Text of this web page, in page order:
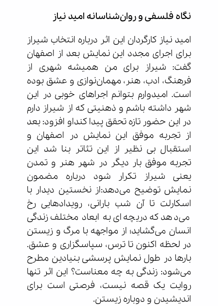
نگاه فلسفی و روان‌شناسانه امید نیاز
امید نیاز کارگردان این اثر درباره انتخاب شیراز
برای اجرای مجدد این نمایش بعد از اصفهان
گفت: شیراز برای من همیشه شهری از
فرهنگ، ادب، هنر، مهمان‌نوازی و عشق بوده
است. امیدوارم بتوانم اجراهای خوبی در این
شهر داشته باشم و ذهنیتی که از شیراز دارم
در این حضور تازه تحقق پیدا کنداو افزود: بعد
از تجربه موفق این نمایش در اصفهان و
استقبال بی نظیر از این تئاتر بنا شد این
تجربه موفق بار دیگر در شهر هنر و تمدن
یعنی شیراز تکرار شود درباره مضمون
نمایش توضیح می‌دهد:از نخستین دیدار با
اسکارلت تا آن شب بارانی، رویدادهایی رخ
می‌دهد که دریچه‌ای به ابعاد مختلف زندگی
انسان می‌گشاید؛ از مواجهه با مرگ و زیستن
در لحظه اکنون تا ترس، سپاسگزاری و عشق.
بارها در طول نمایش پرسشی بنیادین مطرح
می‌شود: زندگی به چه معناست؟ این اثر تنها
روایت یک قصه نیست، فرصتی است برای
اندیشیدن و دوباره زیستن.